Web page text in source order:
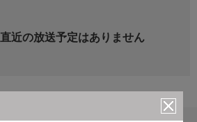
直近の放送予定はありません